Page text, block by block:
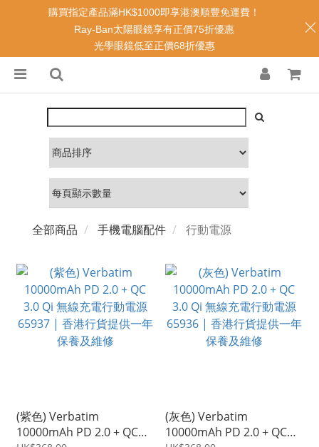
全部商品 手機電腦配件 行動電源
(紫色) Verbatim
10000mAh PD 2.0 + QC
(灰色) Verbatim
10000mAh PD 2.0 + QC
購買指定產品滿HK$1000即享港澳順豐免運費！
Ray-Ban太陽眼鏡享有正價75折優惠
光學眼鏡低至正價68折優惠